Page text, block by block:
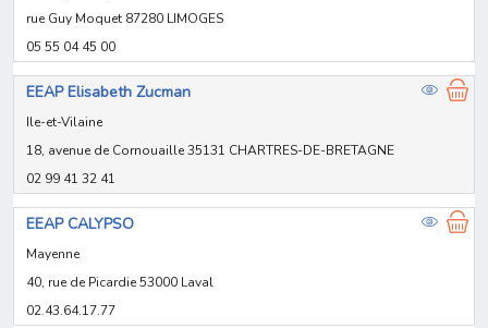
rue Guy Moquet 87280 LIMOGES
05 55 04 45 00
EEAP Elisabeth Zucman
Ile-et-Vilaine
18, avenue de Cornouaille 35131 CHARTRES-DE-BRETAGNE
02 99 41 32 41
EEAP CALYPSO
Mayenne
40, rue de Picardie 53000 Laval
02.43.64.17.77